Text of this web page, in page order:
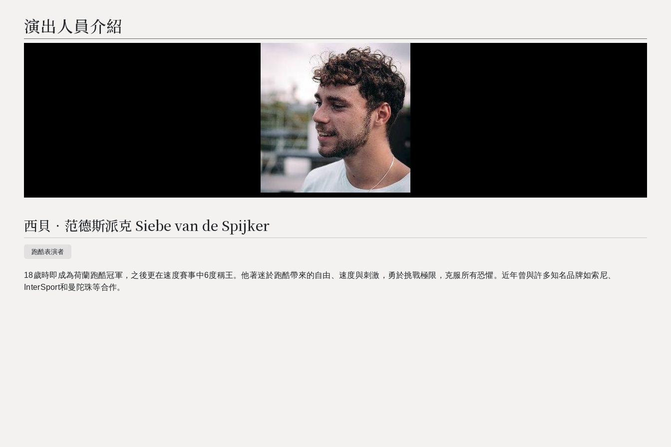
演出人員介紹
西貝．范德斯派克 Siebe van de Spijker
跑酷表演者
18歲時即成為荷蘭跑酷冠軍，之後更在速度賽事中6度稱王。他著迷於跑酷帶來的自由、速度與刺激，勇於挑戰極限，克服所有恐懼。近年曾與許多知名品牌如索尼、
InterSport和曼陀珠等合作。